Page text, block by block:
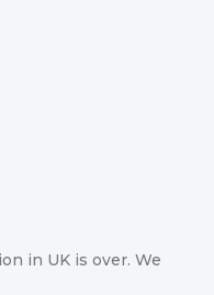
in UK is over. We